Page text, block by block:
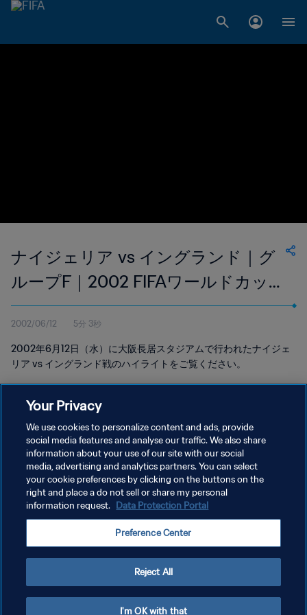
ナイジェリア vs イングランド｜グ
ループF｜2002 FIFAワールドカッ
プ 韓国/日本｜ハイライト
2002/06/12 5分 3秒
2002年6月12日（水）に大阪長居スタジアムで行われたナイジェ
リア vs イングランド戦のハイライトをご覧ください。
プライバシーポリシー
サービス利用規約
クッキー設定の管理
Copyright © 1994 - 2026 FIFA. All rights reserved.
Your Privacy
We use cookies to personalize content and ads, provide
social media features and analyse our traffic. We also share
information about your use of our site with our social
media, advertising and analytics partners. You can select
your cookie preferences by clicking on the buttons on the
right and place a do not sell or share my personal
information request. Data Protection Portal
Preference Center
Reject All
I'm OK with that